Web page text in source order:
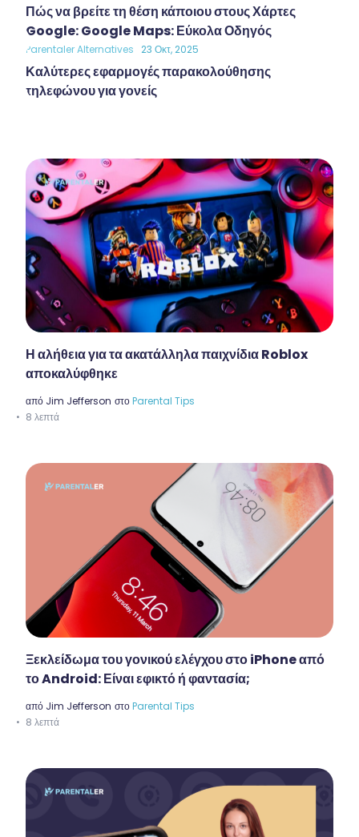
Πώς να βρείτε τη θέση κάποιου στους Χάρτες
Google: Google Maps: Εύκολα Οδηγός
Parentaler Alternatives 23 Οκτ, 2025
Καλύτερες εφαρμογές παρακολούθησης
τηλεφώνου για γονείς
Η αλήθεια για τα ακατάλληλα παιχνίδια Roblox
αποκαλύφθηκε
από Jim Jefferson στοParental Tips
8 λεπτά
Ξεκλείδωμα του γονικού ελέγχου στο iPhone από
το Android: Είναι εφικτό ή φαντασία;
από Jim Jefferson στοParental Tips
8 λεπτά